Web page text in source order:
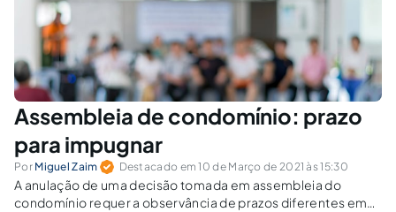
Assembleia de condomínio: prazo
para impugnar
Por Miguel Zaim Destacado em 10 de Março de 2021 às 15:30
A anulação de uma decisão tomada em assembleia do
condomínio requer a observância de prazos diferentes em